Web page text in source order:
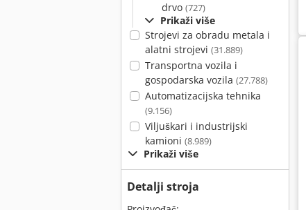
drvo (727)
Prikaži više
Strojevi za obradu metala i
alatni strojevi (31.889)
Transportna vozila i
gospodarska vozila (27.788)
Automatizacijska tehnika
(9.156)
Viljuškari i industrijski
kamioni (8.989)
Prikaži više
Detalji stroja